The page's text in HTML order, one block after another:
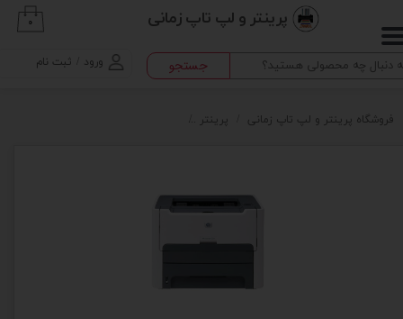
پرینتر و لپ تاپ زمانی
ورود ثبت نام
حساب کاربری من
تغییر گذر واژه
سفارشات
۰
جستجو
فروشگاه پرینتر و لپ تاپ زمانی پرینتر